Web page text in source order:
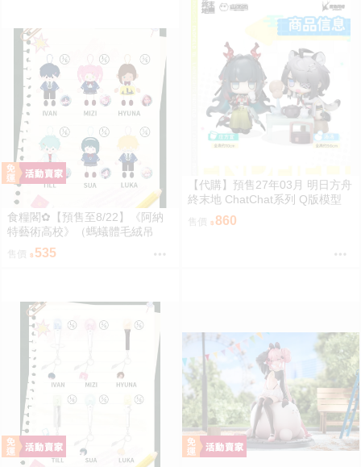
食糧閣✿【預售至8/22】《阿納
特藝術高校》（螞蟻體毛絨吊
飾）異形舞臺／異形舞台／阿納
特藝術高校／ALIENSTAGE／Till
535
【代購】預售27年03月 明日方舟
終末地 ChatChat系列 Q版模型
莊方宜&湯湯 套組 可單購
860